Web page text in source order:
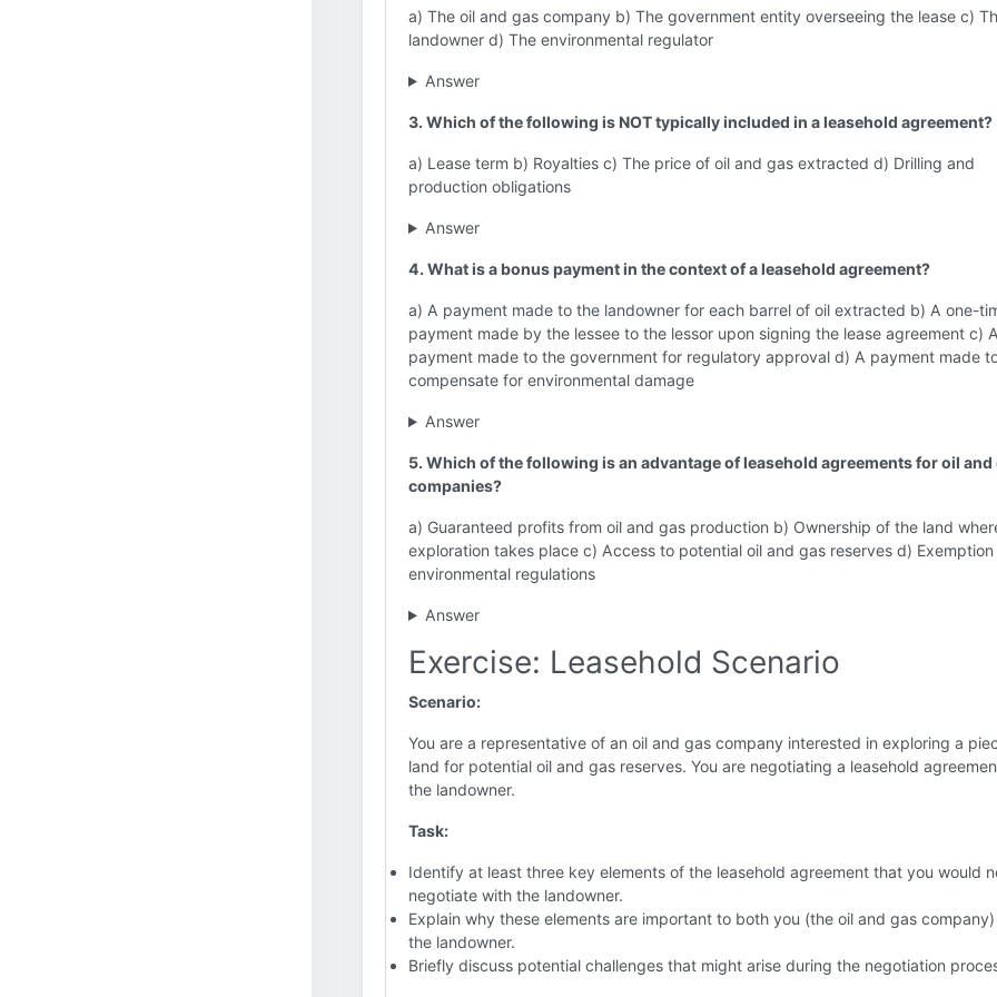
a) The oil and gas company b) The government entity overseeing the lease c)
landowner d) The environmental regulator
Answer
3. Which of the following is NOT typically included in a leasehold agreement?
a) Lease term b) Royalties c) The price of oil and gas extracted d) Drilling and
production obligations
Answer
4. What is a bonus payment in the context of a leasehold agreement?
a) A payment made to the landowner for each barrel of oil extracted b) A one-
payment made by the lessee to the lessor upon signing the lease agreement c) A
payment made to the government for regulatory approval d) A payment made
compensate for environmental damage
Answer
5. Which of the following is an advantage of leasehold agreements for oil and
companies?
a) Guaranteed profits from oil and gas production b) Ownership of the land
exploration takes place c) Access to potential oil and gas reserves d)
environmental regulations
Answer
Exercise: Leasehold Scenario
Scenario:
You are a representative of an oil and gas company interested in exploring a
land for potential oil and gas reserves. You are negotiating a leasehold
the landowner.
Task:
Identify at least three key elements of the leasehold agreement that you would
negotiate with the landowner.
Explain why these elements are important to both you (the oil and gas
the landowner.
Briefly discuss potential challenges that might arise during the negotiation